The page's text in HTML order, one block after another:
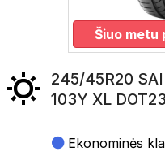
Šiuo metu
245/45R20
103Y XL DOT23
Ekonominės